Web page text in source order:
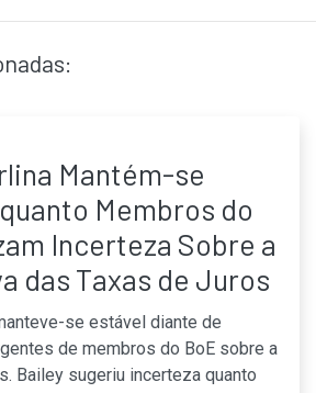
Mantém-se
Membros do
Incerteza Sobre a
das Taxas de Juros
se estável diante de
de membros do BoE sobre a
Bailey sugeriu incerteza quanto